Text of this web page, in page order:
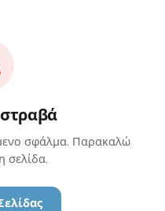
σφάλμα. Παρακαλώ
σελίδα.